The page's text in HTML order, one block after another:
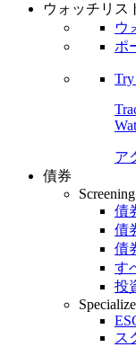
ウォッチリス
ウ
ポ
ア
債券
債
債
債
す
投
ス